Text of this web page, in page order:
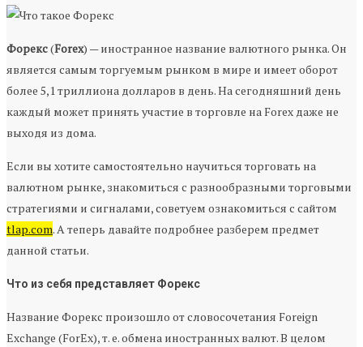
Форекс(Forex) — иностранное название валютного рынка. Он
является самым торгуемым рынком в мире и имеет оборот
более 5,1 триллиона долларов в день. На сегодняшний день
каждый может принять участие в торговле на Forex даже не
выходя из дома.
Если вы хотите самостоятельно научиться торговать на
валютном рынке, знакомиться с разнообразными торговыми
стратегиями и сигналами, советуем ознакомиться с сайтом
tlap.com. А теперь давайте подробнее разберем предмет
данной статьи.
Что из себя представляет Форекс
Название Форекс произошло от словосочетания Foreign
Exchange (ForEx), т. е. обмена иностранных валют. В целом